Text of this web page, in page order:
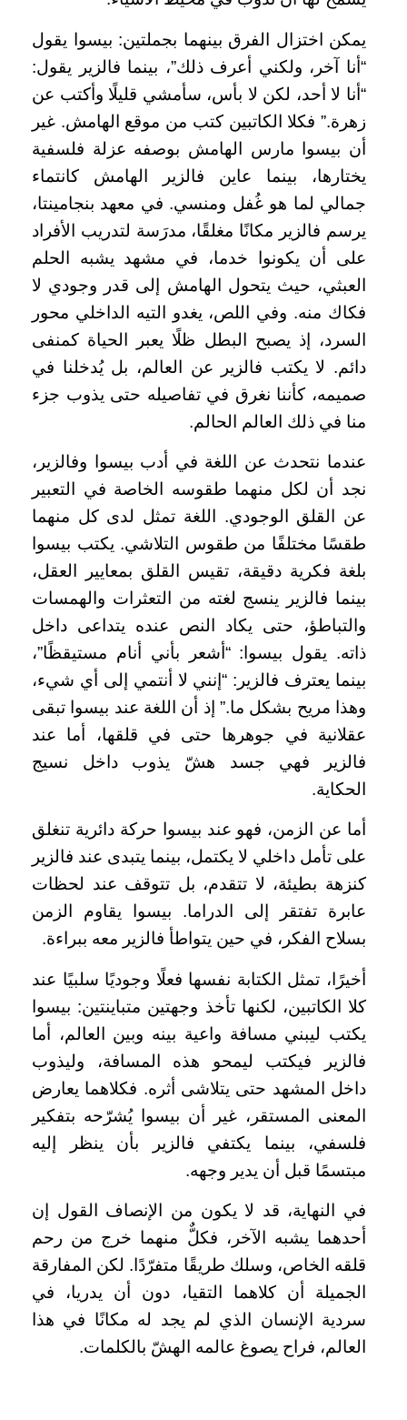
يمكن اختزال الفرق بينهما بجملتين: بيسوا يقول
“أنا آخر، ولكني أعرف ذلك”، بينما فالزير يقول:
“أنا لا أحد، لكن لا بأس، سأمشي قليلًا وأكتب عن
زهرة.” فكلا الكاتبين كتب من موقع الهامش. غير
أن بيسوا مارس الهامش بوصفه عزلة فلسفية
يختارها، بينما عاين فالزير الهامش كانتماء
جمالي لما هو غُفل ومنسي. في معهد بنجامينتا،
يرسم فالزير مكانًا مغلقًا، مدرَسة لتدريب الأفراد
على أن يكونوا خدما، في مشهد يشبه الحلم
العبثي، حيث يتحول الهامش إلى قدر وجودي لا
فكاك منه. وفي اللص، يغدو التيه الداخلي محور
السرد، إذ يصبح البطل ظلًا يعبر الحياة كمنفى
دائم. لا يكتب فالزير عن العالم، بل يُدخلنا في
صميمه، كأننا نغرق في تفاصيله حتى يذوب جزء
منا في ذلك العالم الحالم.
عندما نتحدث عن اللغة في أدب بيسوا وفالزير،
نجد أن لكل منهما طقوسه الخاصة في التعبير
عن القلق الوجودي. اللغة تمثل لدى كل منهما
طقسًا مختلفًا من طقوس التلاشي. يكتب بيسوا
بلغة فكرية دقيقة، تقيس القلق بمعايير العقل،
بينما فالزير ينسج لغته من التعثرات والهمسات
والتباطؤ، حتى يكاد النص عنده يتداعى داخل
ذاته. يقول بيسوا: “أشعر بأني أنام مستيقظًا”،
بينما يعترف فالزير: “إنني لا أنتمي إلى أي شيء،
وهذا مريح بشكل ما.” إذ أن اللغة عند بيسوا تبقى
عقلانية في جوهرها حتى في قلقها، أما عند
فالزير فهي جسد هشّ يذوب داخل نسيج
الحكاية.
أما عن الزمن، فهو عند بيسوا حركة دائرية تنغلق
على تأمل داخلي لا يكتمل، بينما يتبدى عند فالزير
كنزهة بطيئة، لا تتقدم، بل تتوقف عند لحظات
عابرة تفتقر إلى الدراما. بيسوا يقاوم الزمن
بسلاح الفكر، في حين يتواطأ فالزير معه ببراءة.
أخيرًا، تمثل الكتابة نفسها فعلًا وجوديًا سلبيًا عند
كلا الكاتبين، لكنها تأخذ وجهتين متباينتين: بيسوا
يكتب ليبني مسافة واعية بينه وبين العالم، أما
فالزير فيكتب ليمحو هذه المسافة، وليذوب
داخل المشهد حتى يتلاشى أثره. فكلاهما يعارض
المعنى المستقر، غير أن بيسوا يُشرّحه بتفكير
فلسفي، بينما يكتفي فالزير بأن ينظر إليه
مبتسمًا قبل أن يدير وجهه.
في النهاية، قد لا يكون من الإنصاف القول إن
أحدهما يشبه الآخر، فكلٌّ منهما خرج من رحم
قلقه الخاص، وسلك طريقًا متفرّدًا. لكن المفارقة
الجميلة أن كلاهما التقيا، دون أن يدريا، في
سردية الإنسان الذي لم يجد له مكانًا في هذا
العالم، فراح يصوغ عالمه الهشّ بالكلمات.